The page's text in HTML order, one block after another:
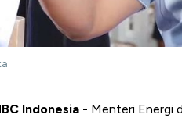
Indonesia - Menteri Energi